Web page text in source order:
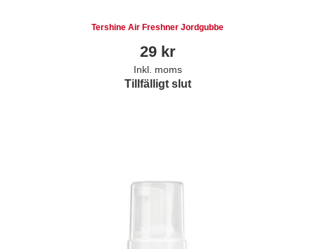
Tershine Air Freshner Jordgubbe
29kr
Inkl. moms
Tillfälligt slut